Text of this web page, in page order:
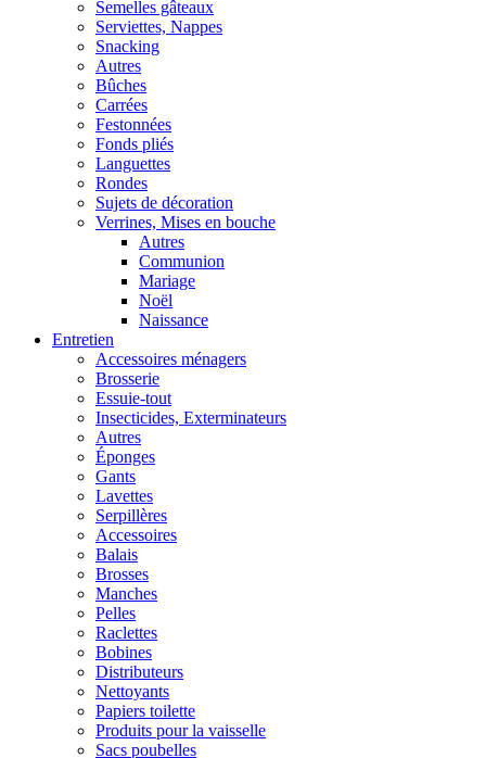
Semelles gâteaux
Serviettes, Nappes
Snacking
Autres
Bûches
Carrées
Festonnées
Fonds pliés
Languettes
Rondes
Sujets de décoration
Verrines, Mises en bouche
Autres
Communion
Mariage
Noël
Naissance
Entretien
Accessoires ménagers
Brosserie
Essuie-tout
Insecticides, Exterminateurs
Autres
Éponges
Gants
Lavettes
Serpillères
Accessoires
Balais
Brosses
Manches
Pelles
Raclettes
Bobines
Distributeurs
Nettoyants
Papiers toilette
Produits pour la vaisselle
Sacs poubelles